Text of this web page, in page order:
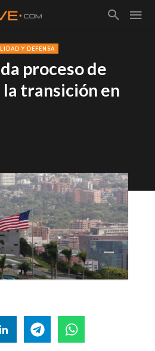
Y DEFENSA
proceso de
transición en